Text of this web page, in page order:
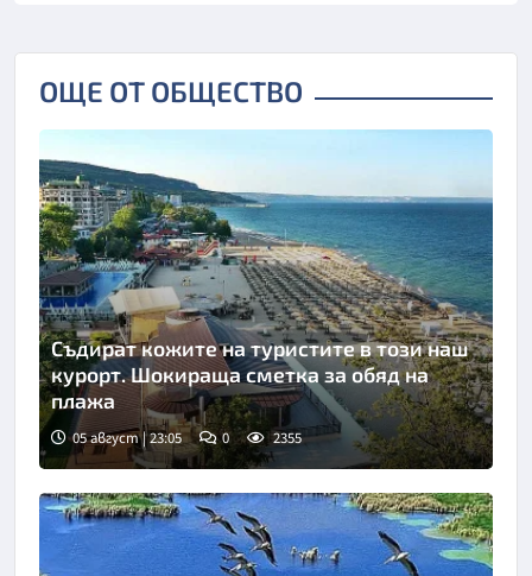
ОЩЕ ОТ ОБЩЕСТВО
Съдират кожите на туристите в този наш
курорт. Шокираща сметка за обяд на
плажа
05 август | 23:05 0 2355